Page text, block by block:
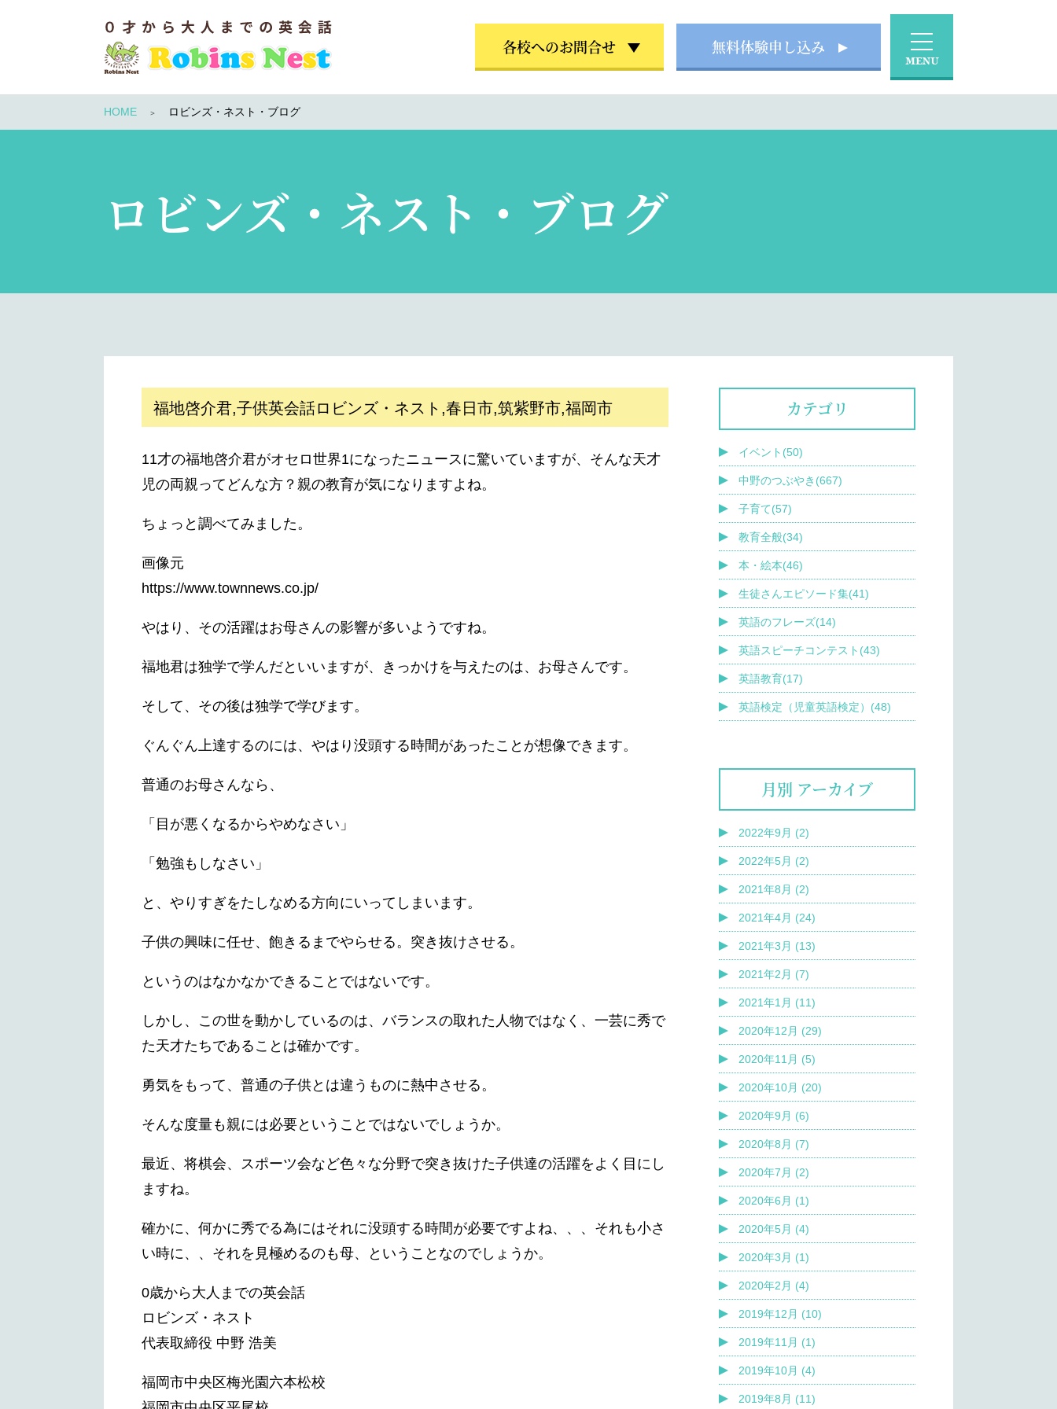
各校へのお問合せ 無料体験申し込み
HOME ロビンズ・ネスト・ブログ
ロビンズ・ネスト・ブログ
福地啓介君,子供英会話ロビンズ・ネスト,春日市,筑紫野市,福岡市
11才の福地啓介君がオセロ世界1になったニュースに驚いていますが、そんな天才
児の両親ってどんな方？親の教育が気になりますよね。
ちょっと調べてみました。
画像元
https://www.townnews.co.jp/
やはり、その活躍はお母さんの影響が多いようですね。
福地君は独学で学んだといいますが、きっかけを与えたのは、お母さんです。
そして、その後は独学で学びます。
ぐんぐん上達するのには、やはり没頭する時間があったことが想像できます。
普通のお母さんなら、
「目が悪くなるからやめなさい」
「勉強もしなさい」
と、やりすぎをたしなめる方向にいってしまいます。
子供の興味に任せ、飽きるまでやらせる。突き抜けさせる。
というのはなかなかできることではないです。
しかし、この世を動かしているのは、バランスの取れた人物ではなく、一芸に秀で
た天才たちであることは確かです。
勇気をもって、普通の子供とは違うものに熱中させる。
そんな度量も親には必要ということではないでしょうか。
最近、将棋会、スポーツ会など色々な分野で突き抜けた子供達の活躍をよく目にし
ますね。
確かに、何かに秀でる為にはそれに没頭する時間が必要ですよね、、、それも小さ
い時に、、それを見極めるのも母、ということなのでしょうか。
0歳から大人までの英会話
ロビンズ・ネスト
代表取締役 中野 浩美
福岡市中央区梅光園六本松校
カテゴリ
イベント(50)
中野のつぶやき(667)
子育て(57)
教育全般(34)
本・絵本(46)
生徒さんエピソード集(41)
英語のフレーズ(14)
英語スピーチコンテスト(43)
英語教育(17)
英語検定（児童英語検定）(48)
月別 アーカイブ
2022年9月 (2)
2022年5月 (2)
2021年8月 (2)
2021年4月 (24)
2021年3月 (13)
2021年2月 (7)
2021年1月 (11)
2020年12月 (29)
2020年11月 (5)
2020年10月 (20)
2020年9月 (6)
2020年8月 (7)
2020年7月 (2)
2020年6月 (1)
2020年5月 (4)
2020年3月 (1)
2020年2月 (4)
2019年12月 (10)
2019年11月 (1)
2019年10月 (4)
2019年8月 (11)